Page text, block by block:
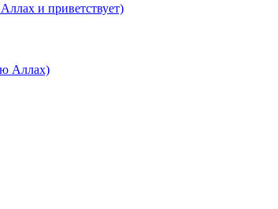
и приветствует)
Аллах)